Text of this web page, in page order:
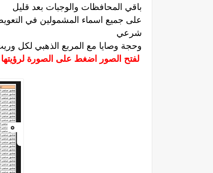
باقي المحافظات والوجبات بعد قليل
على جميع اسماء المشمولين في
شرعي
وحجة وصايا مع المربع الذهبي لكل
لفتح الصور اضغط على الصورة